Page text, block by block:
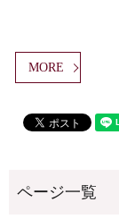
MORE